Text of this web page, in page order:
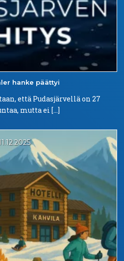
hanke päättyi
että Pudasjärvellä on 27
mutta ei […]